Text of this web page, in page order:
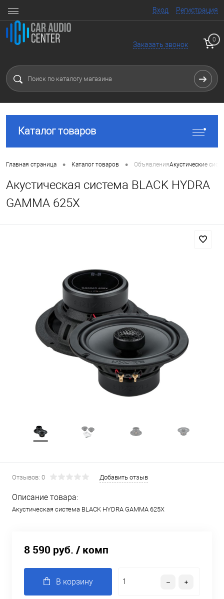
Вход Регистрация
Заказать звонок
0
Каталог товаров
Главная страница • Каталог товаров • ОбъявленияАкустические
Акустическая система BLACK HYDRA
GAMMA 625X
Отзывов: 0 Добавить отзыв
Описание товара:
Акустическая система BLACK HYDRA GAMMA 625X
8 590 руб. / комп
В корзину